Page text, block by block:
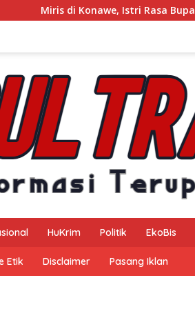
Istri Rasa Bupati dan Wakil Bupati
HuKrim Politik EkoBis
Etik Disclaimer Pasang Iklan